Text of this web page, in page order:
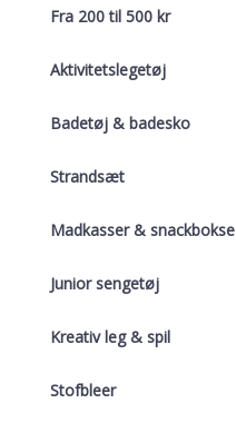
Fra 200 til 500 kr
Aktivitetslegetøj
Badetøj & badesko
Strandsæt
Madkasser & snackbokse
Junior sengetøj
Kreativ leg & spil
Stofbleer